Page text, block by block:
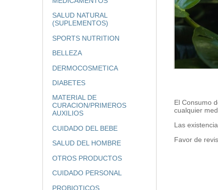
SALUD NATURAL
(SUPLEMENTOS)
SPORTS NUTRITION
BELLEZA
DERMOCOSMETICA
DIABETES
MATERIAL DE
CURACION/PRIMEROS
AUXILIOS
CUIDADO DEL BEBE
SALUD DEL HOMBRE
OTROS PRODUCTOS
CUIDADO PERSONAL
PROBIOTICOS
El Consumo
cualquier
Las
Favor de